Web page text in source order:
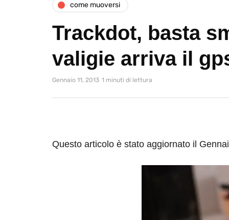
come muoversi
Trackdot, basta
valigie arriva il
Gennaio 11, 2013 1 minuti di lettura
Questo articolo è stato aggiornato il